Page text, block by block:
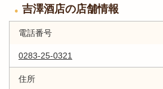
吉澤酒店の店舗情報
電話番号
0283-25-0321
住所